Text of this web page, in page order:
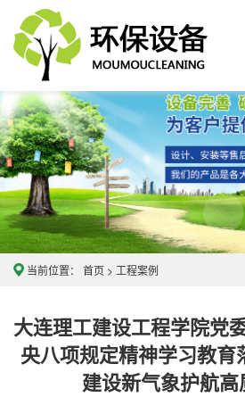
当前位置： 首页 > 工程案例
大连理工建设工程学院党
央八项规定精神学习教育
建设新气象护航